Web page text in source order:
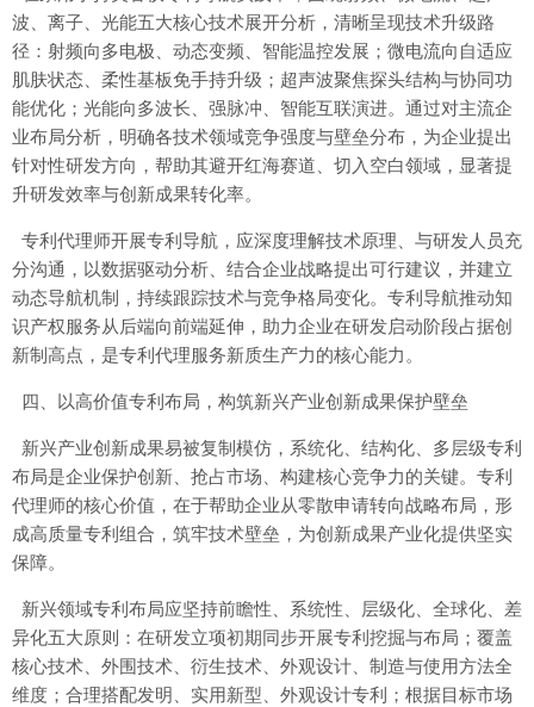
波、离子、光能五大核心技术展开分析，清晰呈现技术升级路
径：射频向多电极、动态变频、智能温控发展；微电流向自适应
肌肤状态、柔性基板免手持升级；超声波聚焦探头结构与协同功
能优化；光能向多波长、强脉冲、智能互联演进。通过对主流企
业布局分析，明确各技术领域竞争强度与壁垒分布，为企业提出
针对性研发方向，帮助其避开红海赛道、切入空白领域，显著提
升研发效率与创新成果转化率。
专利代理师开展专利导航，应深度理解技术原理、与研发人员充
分沟通，以数据驱动分析、结合企业战略提出可行建议，并建立
动态导航机制，持续跟踪技术与竞争格局变化。专利导航推动知
识产权服务从后端向前端延伸，助力企业在研发启动阶段占据创
新制高点，是专利代理服务新质生产力的核心能力。
四、以高价值专利布局，构筑新兴产业创新成果保护壁垒
新兴产业创新成果易被复制模仿，系统化、结构化、多层级专利
布局是企业保护创新、抢占市场、构建核心竞争力的关键。专利
代理师的核心价值，在于帮助企业从零散申请转向战略布局，形
成高质量专利组合，筑牢技术壁垒，为创新成果产业化提供坚实
保障。
新兴领域专利布局应坚持前瞻性、系统性、层级化、全球化、差
异化五大原则：在研发立项初期同步开展专利挖掘与布局；覆盖
核心技术、外围技术、衍生技术、外观设计、制造与使用方法全
维度；合理搭配发明、实用新型、外观设计专利；根据目标市场